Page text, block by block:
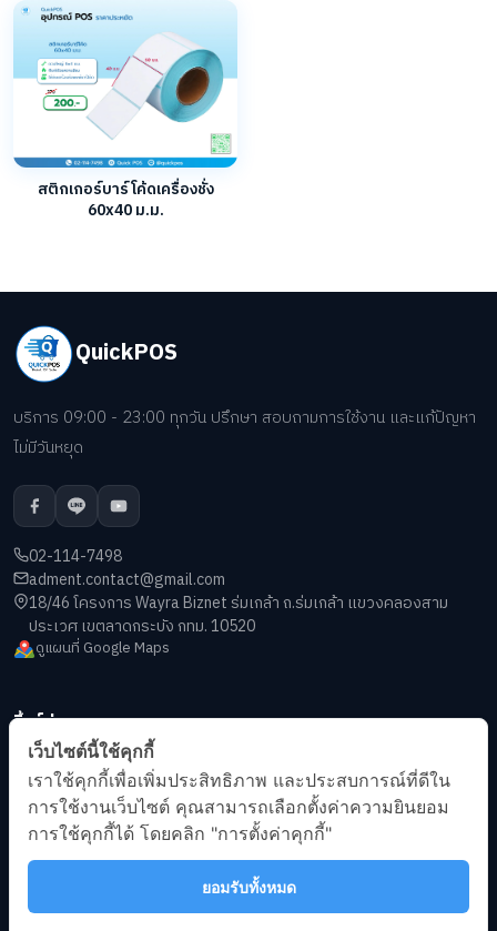
สติกเกอร์บาร์โค้ดเครื่องชั่ง
60x40 ม.ม.
QuickPOS
บริการ 09:00 - 23:00 ทุกวัน ปรึกษา สอบถามการใช้งาน และแก้ปัญหา
ไม่มีวันหยุด
02-114-7498
adment.contact@gmail.com
18/46 โครงการ Wayra Biznet ร่มเกล้า ถ.ร่มเกล้า แขวงคลองสาม
ประเวศ เขตลาดกระบัง กทม. 10520
ดูแผนที่ Google Maps
ลิ้งค์ด่วน
เกี่ยวกับเรา
บทความ
ข้อกำหนดการให้บริการ
นโยบายความเป็นส่วนตัว
เว็บไซต์นี้ใช้คุกกี้
เราใช้คุกกี้เพื่อเพิ่มประสิทธิภาพ และประสบการณ์ที่ดีใน
การใช้งานเว็บไซต์ คุณสามารถเลือกตั้งค่าความยินยอม
การใช้คุกกี้ได้ โดยคลิก "การตั้งค่าคุกกี้"
ยอมรับทั้งหมด